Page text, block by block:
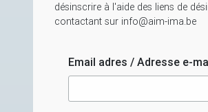
désinscrire à l'aide des liens de
contactant sur info@aim-ima.be
Email adres / Adresse e-